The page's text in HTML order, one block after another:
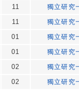
11
獨立研究
11
獨立研究
01
獨立研究
01
獨立研究
02
獨立研究
02
獨立研究